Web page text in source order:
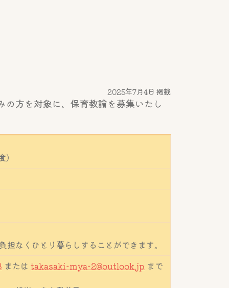
2025年7月4日 掲載
の方を対象に、保育教諭を募集いたし
）
担なくひとり暮らしすることができます。
または takasaki-mya-2@outlook.jp まで